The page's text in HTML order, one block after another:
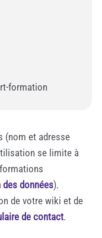
formation
(nom et adresse
se limite à
données).
de votre wiki et de
de contact.